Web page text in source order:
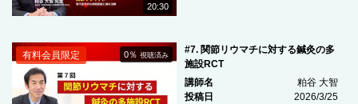
20:30
0％視聴済み
有料会員限定
#7. 関節リウマチに対する鍼灸の多
施設RCT
講師名
粕谷 大智
投稿日
2026/3/25